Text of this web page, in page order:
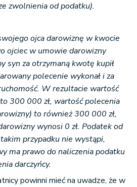
zwolnienia od podatku).
ojca darowiznę w kwocie
ojciec w umowie darowizny
syn za otrzymaną kwotę kupił
polecenie wykonał i za
W rezultacie wartość
300 000 zł, wartość polecenia
to również 300 000 zł,
wynosi 0 zł. Podatek od
przypadku nie wystąpi,
ma prawo do naliczenia podatku
darczyńcy.
powinni mieć na uwadze, że w